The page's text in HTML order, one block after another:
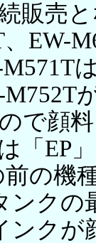
販売
EW-
M752T
で顔
「EP
の機
ンクの
ンクが